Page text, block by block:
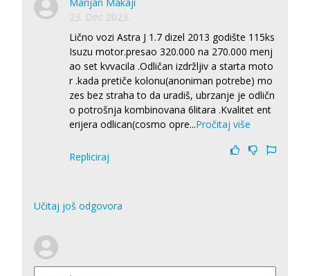
23. Dec 2023.
Lično vozi Astra J 1.7 dizel 2013 godište 115ks
Isuzu motor.presao 320.000 na 270.000 menj
ao set kvvacila .Odličan izdržljiv a starta moto
r .kada pretiče kolonu(anoniman potrebe) mo
zes bez straha to da uradiš, ubrzanje je odličn
o potrošnja kombinovana 6litara .Kvalitet ent
erijera odlican(cosmo opre...Pročitaj više
Repliciraj
Učitaj još odgovora